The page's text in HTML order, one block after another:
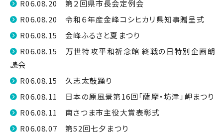
R06.08.20 第２回県市長会定例会
R06.08.20 令和６年産金峰コシヒカリ県知事贈呈式
R06.08.15 金峰ふるさと夏まつり
R06.08.15 万世特攻平和祈念館 終戦の日特別企画朗
読会
R06.08.15 久志太鼓踊り
R06.08.11 日本の原風景第16回「薩摩・坊津」岬まつり
R06.08.11 南さつま市主役大賞表彰式
R06.08.07 第52回七夕まつり